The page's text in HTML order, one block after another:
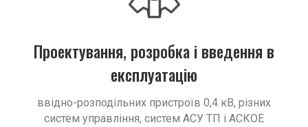
Проектування, розробка і введення в
експлуатацію
ввідно-розподільних пристроїв 0,4 кВ, різних
систем управління, систем АСУ ТП і АСКОЕ